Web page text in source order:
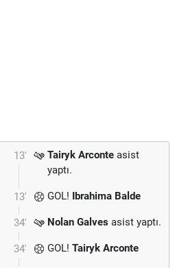
13' Tairyk Arconte asist
yaptı.
13' GOL! Ibrahima Balde
34' Nolan Galves asist yaptı.
34' GOL! Tairyk Arconte